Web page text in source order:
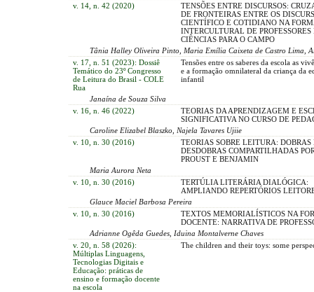
v. 14, n. 42 (2020)
TENSÕES ENTRE DISCURSOS:
DE FRONTEIRAS ENTRE OS
CIENTÍFICO E COTIDIANO NA
INTERCULTURAL DE PROFESSORES
CIÊNCIAS PARA O CAMPO
Tânia Halley Oliveira Pinto, Maria Emília Caixeta de Castro Lima,
v. 17, n. 51 (2023): Dossiê
Temático do 23º Congresso
de Leitura do Brasil - COLE
Rua
Tensões entre os saberes da escola as
e a formação omnilateral da criança da
infantil
Janaína de Souza Silva
v. 16, n. 46 (2022)
TEORIAS DA APRENDIZAGEM E
SIGNIFICATIVA NO CURSO DE
Caroline Elizabel Blaszko, Najela Tavares Ujiie
v. 10, n. 30 (2016)
TEORIAS SOBRE LEITURA: DOBRAS
DESDOBRAS COMPARTILHADAS
PROUST E BENJAMIN
Maria Aurora Neta
v. 10, n. 30 (2016)
TERTÚLIA LITERÁRIA DIALÓGICA:
AMPLIANDO REPERTÓRIOS
Glauce Maciel Barbosa Pereira
v. 10, n. 30 (2016)
TEXTOS MEMORIALÍSTICOS NA
DOCENTE: NARRATIVA DE
Adrianne Ogêda Guedes, Iduina Montalverne Chaves
v. 20, n. 58 (2026):
Múltiplas Linguagens,
Tecnologias Digitais e
Educação: práticas de
ensino e formação docente
na escola
The children and their toys: some